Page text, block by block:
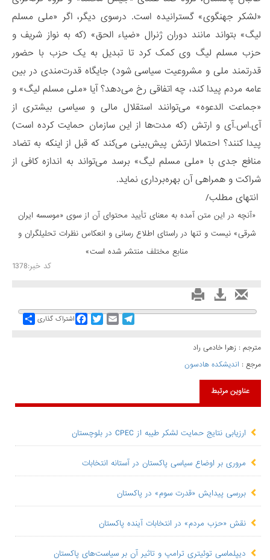
«لشکر جهنگوی» گسترانیده است. درسوی دیگر، اگر «ملی مسلم
لیگ» بتواند مانند دوران ژنرال «ضیاء الحق» (که به نواز شریف و
حزب مسلم لیگ وی کمک کرد تا تبدیل به یک حزب با حضور
قدرتمند ملی و مشروعیت سیاسی شود) جایگاه قدرت‌مندی در بین
عامه مردم پیدا کند، چه اتفاقی رخ می‌دهد؟ آیا «ملی مسلم لیگ» و
«جماعت الدعوه» می‌توانند استقلال مالی و سیاسی بیشتری از
آی.اس.آی و ارتش (که مدت‌ها از این سازمان حمایت کرده است)
پیدا کنند؟ احتمالا ارتش پیش‌بینی می‌کند که قبل از اینکه به تضاد
منافع جدی با «ملی مسلم لیگ» برسد می‌تواند به اندازه کافی از
شراکت و همراهی آن بهره‌برداری نماید.
انتهای مطلب/
«آنچه در این متن آمده به معنای تأیید محتوای آن از سوی «موسسه ایران
شرقی» نیست و تنها در راستای اطلاع رسانی و انعكاس نظرات تحليلگران و
منابع مختلف منتشر شده است»
کد خبر:1378
Share اشتراک گذاری
FacebookTwitterEmail
Telegram
مترجم : زهرا خادمی راد
مرجع : اندیشکده هادسون
عناوین مرتبط
ارزیابی نتایج حمایت لشکر طیبه از CPEC در بلوچستان
مروری بر اوضاع سیاسی پاکستان در آستانه انتخابات
بررسی پیدایش «قدرت سوم» در پاکستان
نقش «حزب مردم» در انتخابات آینده پاکستان
دیپلماسی توئیتری ترامپ و تاثیر آن بر سیاست‌های پاکستان